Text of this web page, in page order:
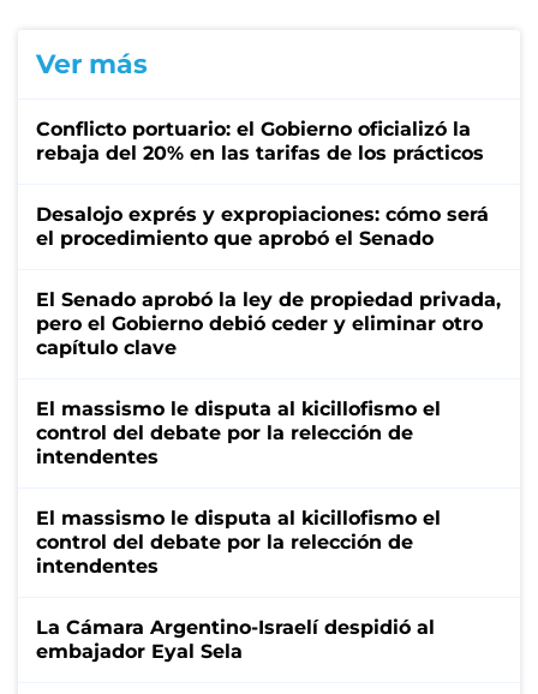
Ver más
Conflicto portuario: el Gobierno oficializó la
rebaja del 20% en las tarifas de los prácticos
Desalojo exprés y expropiaciones: cómo será
el procedimiento que aprobó el Senado
El Senado aprobó la ley de propiedad privada,
pero el Gobierno debió ceder y eliminar otro
capítulo clave
El massismo le disputa al kicillofismo el
control del debate por la relección de
intendentes
El massismo le disputa al kicillofismo el
control del debate por la relección de
intendentes
La Cámara Argentino-Israelí despidió al
embajador Eyal Sela